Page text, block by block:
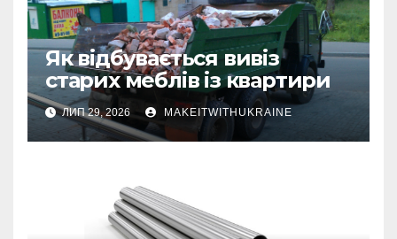
Як відбувається вивіз
старих меблів із квартири
ЛИП 29, 2026 MAKEITWITHUKRAINE